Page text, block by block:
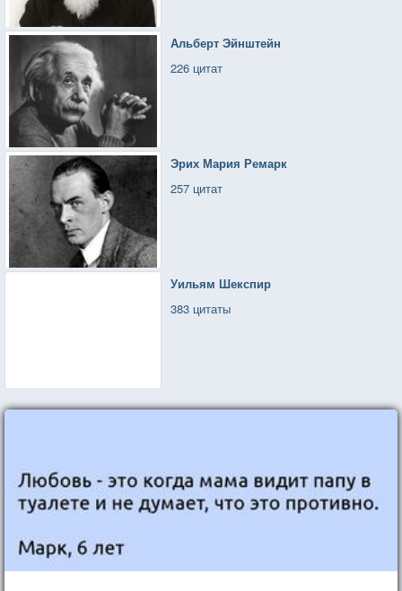
Альберт Эйнштейн
226 цитат
Эрих Мария Ремарк
257 цитат
Уильям Шекспир
383 цитаты